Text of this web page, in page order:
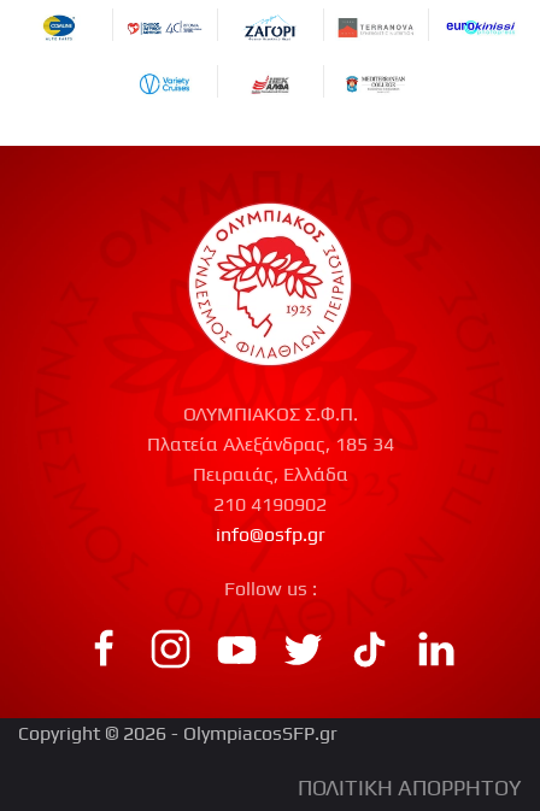
ΟΛΥΜΠΙΑΚΟΣ Σ.Φ.Π.
Πλατεία Αλεξάνδρας, 185 34
Πειραιάς, Ελλάδα
210 4190902
info@osfp.gr
Follow us :
Copyright © 2026 - OlympiacosSFP.gr
ΠΟΛΙΤΙΚΗ ΑΠΟΡΡΗΤΟΥ